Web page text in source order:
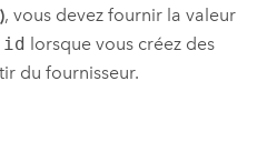
, vous devez fournir la valeur
id lorsque vous créez des
du fournisseur.